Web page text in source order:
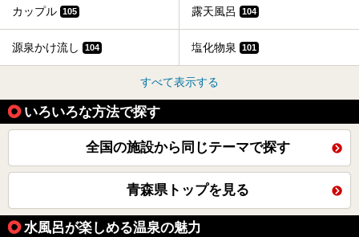
カップル 105 露天風呂 104
源泉かけ流し 104 塩化物泉 101
すべて表示する
いろいろな方法で探す
全国の施設から同じテーマで探す
青森県トップを見る
水風呂が楽しめる温泉の魅力